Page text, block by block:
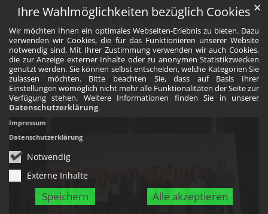
Ihre Wahlmöglichkeiten bezüglich Cookies
Wir möchten Ihnen ein optimales Webseiten-Erlebnis zu bieten. Dazu
verwenden wir Cookies, die für das Funktionieren unserer Website
notwendig sind. Mit Ihrer Zustimmung verwenden wir auch Cookies,
die zur Anzeige externer Inhalte oder zu anonymen Statistikzwecken
genutzt werden. Sie können selbst entscheiden, welche Kategorien Sie
zulassen möchten. Bitte beachten Sie, dass auf Basis Ihrer
Einstellungen womöglich nicht mehr alle Funktionalitäten der Seite zur
Verfügung stehen. Weitere Informationen finden Sie in unserer
Datenschutzerklärung.
Notwendig
Externe Inhalte
Speichern Alle akzeptieren
✕
Impressum
Datenschutzerklärung
Vom 29. März bis 2. April 2026 begaben sich
30 Teilnehmende auf eine erkenntnisreiche
und bewegende Pilger- und ...
Zum gesamten Artikel